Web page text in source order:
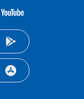
youtube-